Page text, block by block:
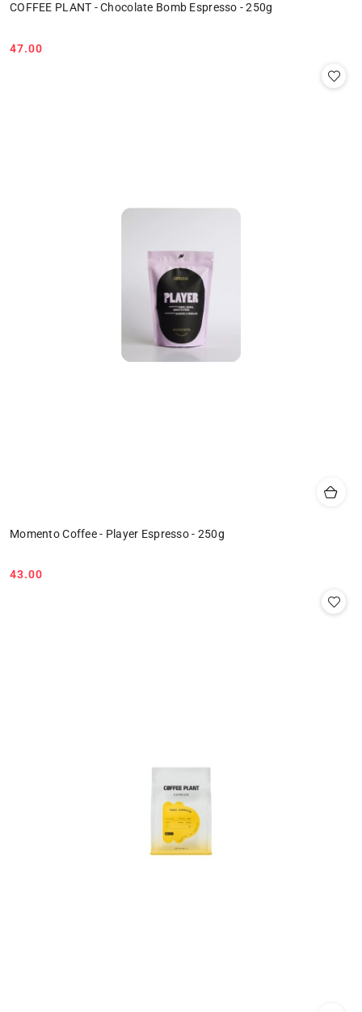
COFFEE PLANT - Chocolate Bomb Espresso - 250g
Cena:
47.00
Momento Coffee - Player Espresso - 250g
Cena:
43.00